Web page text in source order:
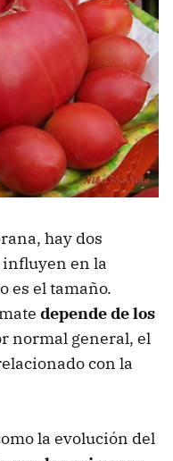
hay dos
en la
es el tamaño.
depende de los
normal general, el
con la
la evolución del